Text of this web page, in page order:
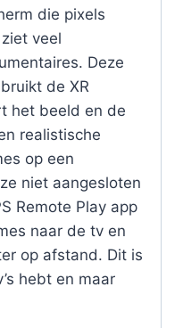
die pixels
veel
Deze
de XR
het beeld en de
realistische
op een
niet aangesloten
Remote Play app
naar de tv en
op afstand. Dit is
hebt en maar